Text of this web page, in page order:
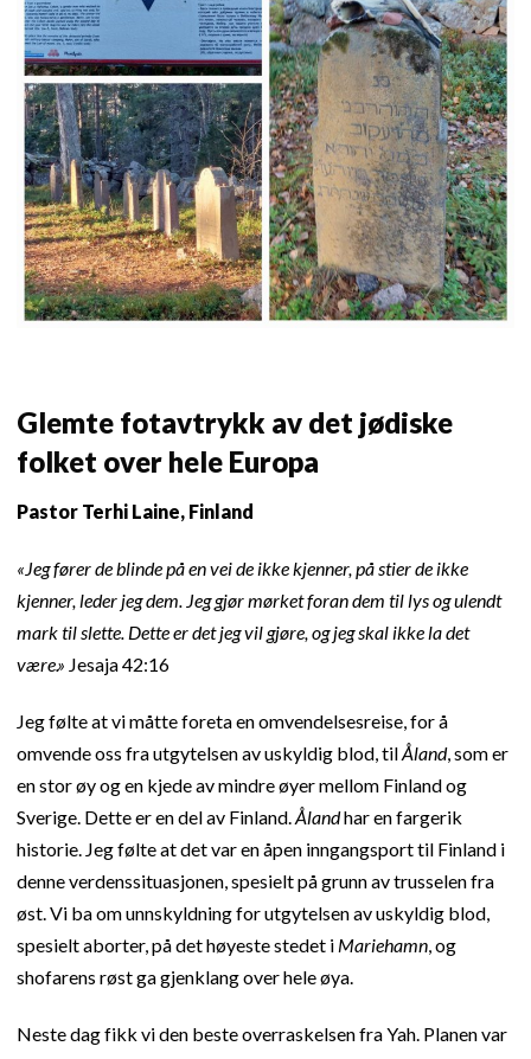
Glemte fotavtrykk av det jødiske
folket over hele Europa
Pastor Terhi Laine, Finland
«Jeg fører de blinde på en vei de ikke kjenner, på stier de ikke
kjenner, leder jeg dem. Jeg gjør mørket foran dem til lys og ulendt
mark til slette. Dette er det jeg vil gjøre, og jeg skal ikke la det
være.» Jesaja 42:16
Jeg følte at vi måtte foreta en omvendelsesreise, for å
omvende oss fra utgytelsen av uskyldig blod, tilÅland, som er
en stor øy og en kjede av mindre øyer mellom Finland og
Sverige. Dette er en del av Finland.Ålandhar en fargerik
historie. Jeg følte at det var en åpen inngangsport til Finland i
denne verdenssituasjonen, spesielt på grunn av trusselen fra
øst. Vi ba om unnskyldning for utgytelsen av uskyldig blod,
spesielt aborter, på det høyeste stedet i Mariehamn, og
shofarens røst ga gjenklang over hele øya.
Neste dag fikk vi den beste overraskelsen fra Yah. Planen var